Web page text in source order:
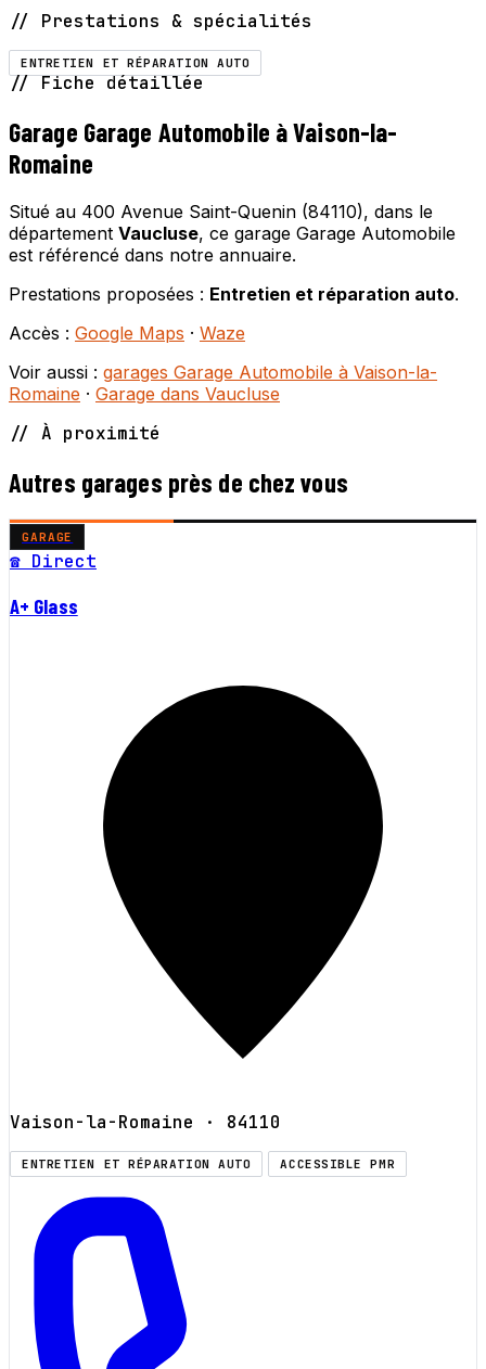
// Prestations & spécialités
ENTRETIEN ET RÉPARATION AUTO
// Fiche détaillée
Garage Garage Automobile à Vaison-la-
Romaine
Situé au 400 Avenue Saint-Quenin (84110), dans le
département Vaucluse, ce garage Garage Automobile
est référencé dans notre annuaire.
Prestations proposées : Entretien et réparation auto.
Accès : Google Maps · Waze
Voir aussi : garages Garage Automobile à Vaison-la-
Romaine · Garage dans Vaucluse
// À proximité
Autres garages près de chez vous
GARAGE
☎ Direct
A+ Glass
Vaison-la-Romaine · 84110
ENTRETIEN ET RÉPARATION AUTO ACCESSIBLE PMR